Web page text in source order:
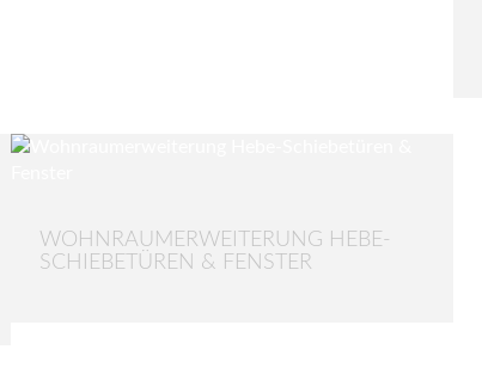
WOHNRAUMERWEITERUNG HEBE-
SCHIEBETÜREN & FENSTER